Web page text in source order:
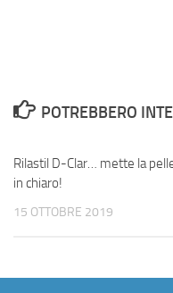
POTREBBERO
Rilastil D-Clar… mette la
in chiaro!
15 OTTOBRE 2019